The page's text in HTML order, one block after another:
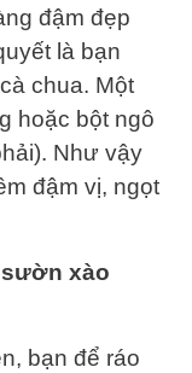
đậm đẹp
là bạn
chua. Một
hoặc bột ngô
Như vậy
đậm vị, ngọt
xào
bạn để ráo